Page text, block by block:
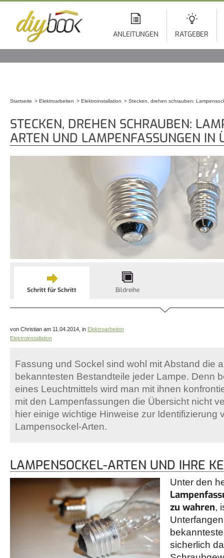
ANLEITUNGEN RATGEBER
Startseite Elektroarbeiten Elektroinstallation Stecken, drehen schrauben:
STECKEN, DREHEN SCHRAUBEN:
ARTEN UND LAMPENFASSUNGEN IN
Schritt für Schritt Bildreihe
von Christian am 11.04.2014, in Elektroarbeiten
Elektroinstallation
Fassung und Sockel sind wohl mit Abstand die
bekanntesten Bestandteile jeder Lampe. Denn
eines Leuchtmittels wird man mit ihnen
mit den Lampenfassungen die Übersicht nicht
hier einige wichtige Hinweise zur Identifizierung
Lampensockel-Arten.
LAMPENSOCKEL-ARTEN UND IHRE
Unter den
zu wahren,
sicherlich